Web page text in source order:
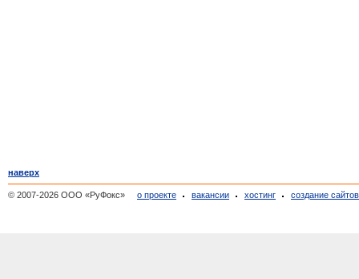
наверх
© 2007-2026 ООО «РуФокс» о проекте вакансии хостинг создание сайтов